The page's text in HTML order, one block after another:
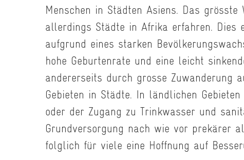
Menschen in Städten Asiens. Das grösste
allerdings Städte in Afrika erfahren. Dies
aufgrund eines starken
hohe Geburtenrate und eine leicht
andererseits durch grosse Zuwanderung
Gebieten in Städte. In ländlichen
oder der Zugang zu Trinkwasser und
Grundversorgung nach wie vor prekärer
folglich für viele eine Hoffnung auf